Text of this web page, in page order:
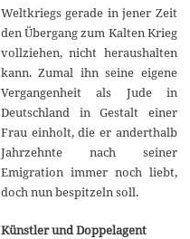
o
e
m
b
e
r
2
1
5
Weltkriegs gerade in jener Zeit
den Übergang zum Kalten Krieg
vollziehen, nicht heraushalten
kann. Zumal ihn seine eigene
Vergangenheit als Jude in
Deutschland in Gestalt einer
Frau einholt, die er anderthalb
Jahrzehnte nach seiner
Emigration immer noch liebt,
doch nun bespitzeln soll.
Künstler und Doppelagent